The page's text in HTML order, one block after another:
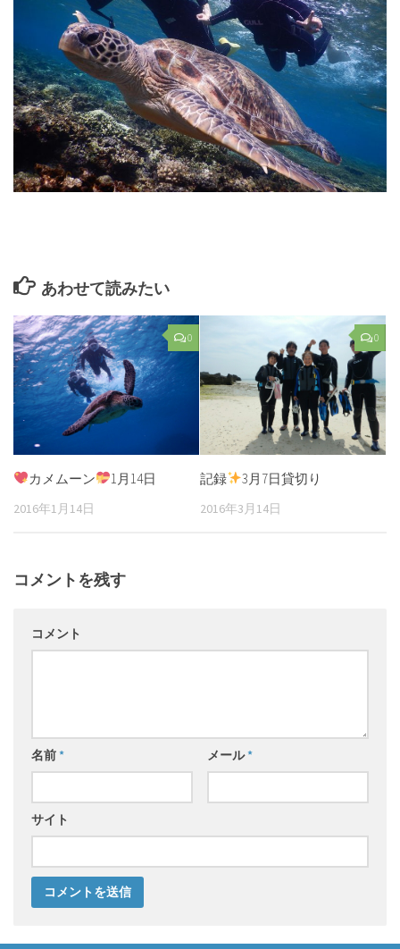
あわせて読みたい
0
カメムーン 1月14日
2016年1月14日
0
記録 3月7日貸切り
2016年3月14日
コメントを残す
コメント
名前* メール*
サイト